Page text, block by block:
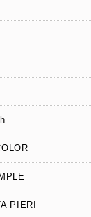
PIERI